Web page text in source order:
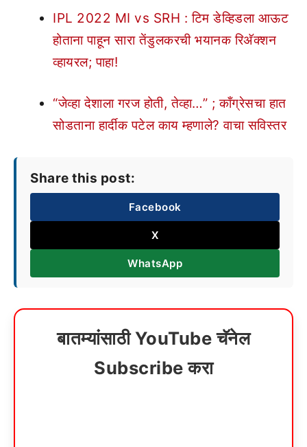
IPL 2022 MI vs SRH : टिम डेव्हिडला आऊट
होताना पाहून सारा तेंडुलकरची भयानक रिअ‍ॅक्शन
व्हायरल; पाहा!
“जेव्हा देशाला गरज होती, तेव्हा…” ; काँग्रेसचा हात
सोडताना हार्दीक पटेल काय म्हणाले? वाचा सविस्तर
Share this post:
Facebook
X
WhatsApp
बातम्यांसाठी YouTube चॅनेल
Subscribe करा